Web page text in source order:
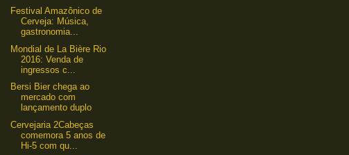
Festival Amazônico de
Cerveja: Música,
gastronomia...
Mondial de La Bière Rio
2016: Venda de
ingressos c...
Bersi Bier chega ao
mercado com
lançamento duplo
Cervejaria 2Cabeças
comemora 5 anos de
Hi-5 com qu...